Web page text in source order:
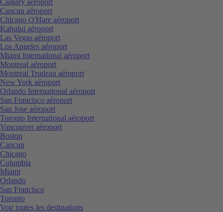
Cancun aéroport
Chicago O'Hare aéroport
Kahului aéroport
Las Vegas aéroport
Los Angeles aéroport
Miami International aéroport
Montreal aéroport
Montreal Trudeau aéroport
New York aéroport
Orlando International aéroport
San Francisco aéroport
San Jose aéroport
Toronto International aéroport
Vancouver aéroport
Boston
Cancun
Chicago
Columbia
Miami
Orlando
San Francisco
Toronto
Voir toutes les destinations